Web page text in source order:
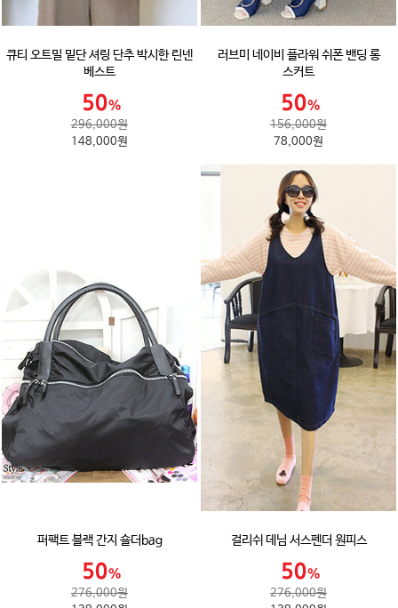
큐티 오트밀 밑단 셔링 단추 박시한 린넨
베스트
296,000원
148,000원
러브미 네이비 플라워 쉬폰 밴딩 롱
스커트
156,000원
78,000원
퍼팩트 블랙 간지 숄더bag
276,000원
걸리쉬 데님 서스펜더 원피스
276,000원